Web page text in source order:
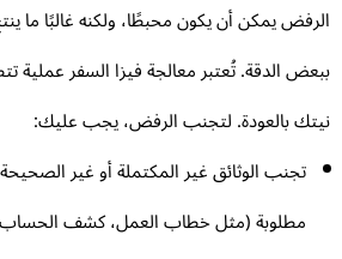
يمكن أن يكون محبطًا، ولكنه غالبًا ما ينتج
الدقة. تُعتبر معالجة فيزا السفر عملية
بالعودة. لتجنب الرفض، يجب عليك:
تجنب الوثائق غير المكتملة أو غير الصحيحة:
مطلوبة (مثل خطاب العمل، كشف الحساب)